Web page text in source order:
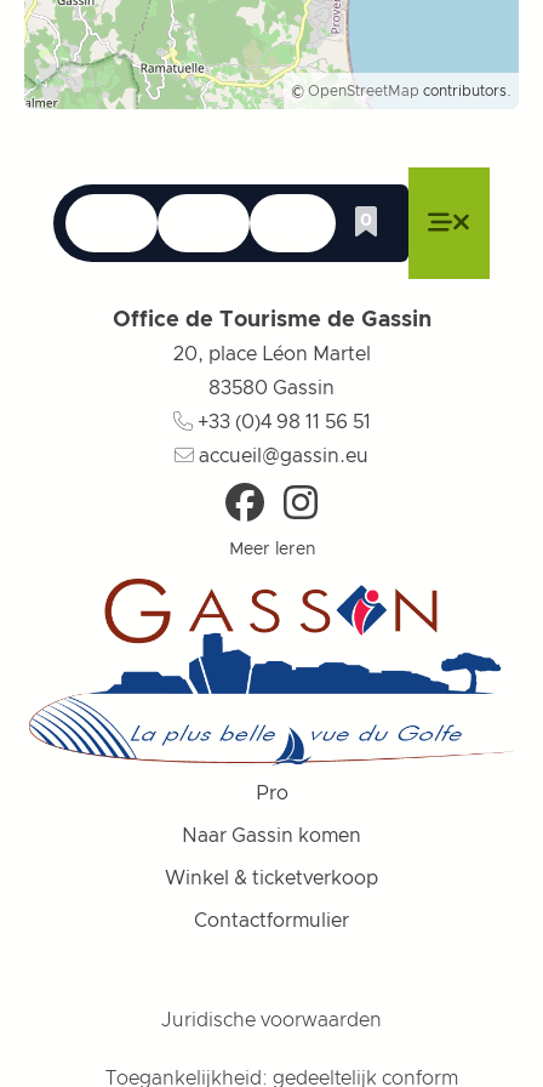
© OpenStreetMap contributors.
Talen
Menu sluiten
Toegankelijkheid
Menu sluiten
Zoek op
Menu sluiten
0
Whishlist
Office de Tourisme de Gassin
20, place Léon Martel
83580 Gassin
+33 (0)4 98 11 56 51
accueil@gassin.eu
Meer leren
Pro
Naar Gassin komen
Winkel & ticketverkoop
Contactformulier
Juridische voorwaarden
Toegankelijkheid: gedeeltelijk conform